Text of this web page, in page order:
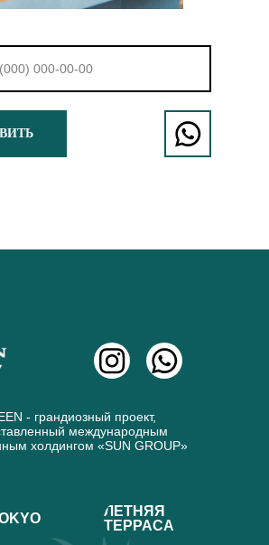
ЛЕТНЯЯ
ТЕРРАСА
- грандиозный проект,
международным
холдингом «SUN GROUP»